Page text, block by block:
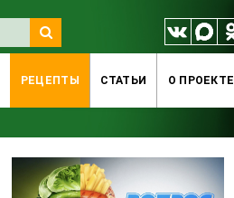
РЕЦЕПТЫ СТАТЬИ O ПРОЕКТЕ